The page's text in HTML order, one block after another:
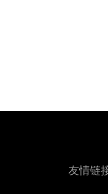
友情链